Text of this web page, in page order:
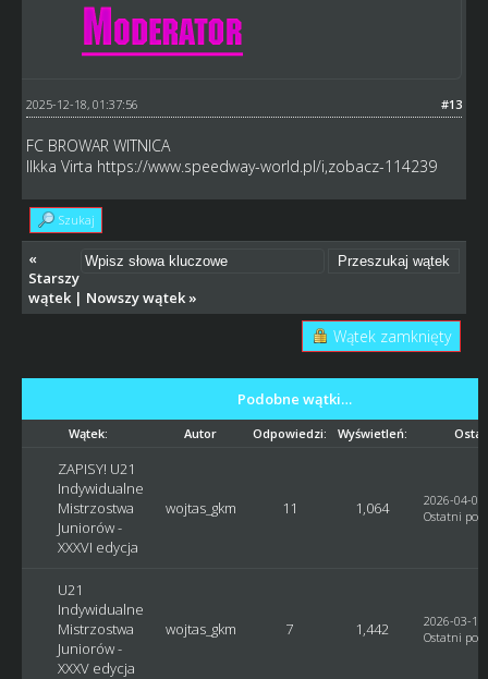
#13
2025-12-18, 01:37:56
FC BROWAR WITNICA
Ilkka Virta https://www.speedway-world.pl/i,zobacz-114239
Szukaj
«
Starszy
wątek| Nowszy wątek»
Wątek zamknięty
Podobne wątki…
Wątek: Autor Odpowiedzi: Wyświetleń:
ZAPISY! U21
Indywidualne
Mistrzostwa
Juniorów -
XXXVI edycja
wojtas_gkm 11 1,064
2026-04-
Ostatni post
U21
Indywidualne
Mistrzostwa
Juniorów -
XXXV edycja
wojtas_gkm 7 1,442
2026-03-
Ostatni post